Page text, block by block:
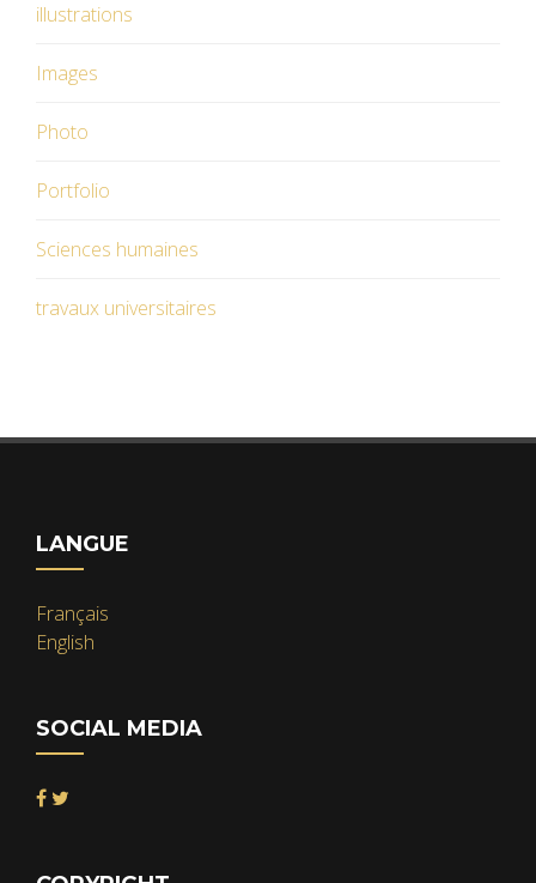
illustrations
Images
Photo
Portfolio
Sciences humaines
travaux universitaires
LANGUE
Français
English
SOCIAL MEDIA